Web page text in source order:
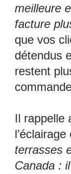
meilleure
facture
que vos
détendus
restent
Il rappelle
terrasses
Canada :